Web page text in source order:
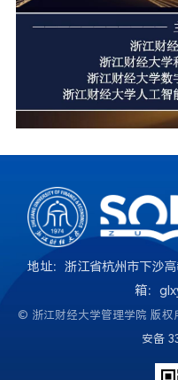
地址：浙江省杭州市下沙
箱：
© 浙江财经大学管理学院 版
安备